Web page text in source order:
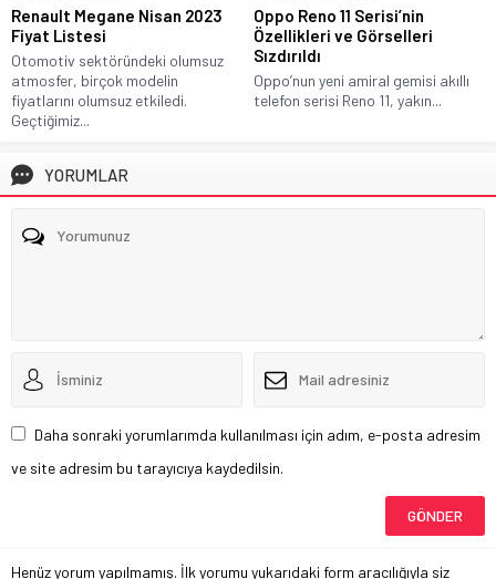
Renault Megane Nisan 2023
Fiyat Listesi
Otomotiv sektöründeki olumsuz
atmosfer, birçok modelin
fiyatlarını olumsuz etkiledi.
Geçtiğimiz...
Oppo Reno 11 Serisi’nin
Özellikleri ve Görselleri
Sızdırıldı
Oppo’nun yeni amiral gemisi akıllı
telefon serisi Reno 11, yakın...
YORUMLAR
Daha sonraki yorumlarımda kullanılması için adım, e-posta adresim
ve site adresim bu tarayıcıya kaydedilsin.
Henüz yorum yapılmamış. İlk yorumu yukarıdaki form aracılığıyla siz